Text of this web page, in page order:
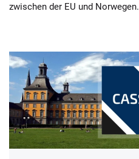
zwischen der EU und Norwegen.